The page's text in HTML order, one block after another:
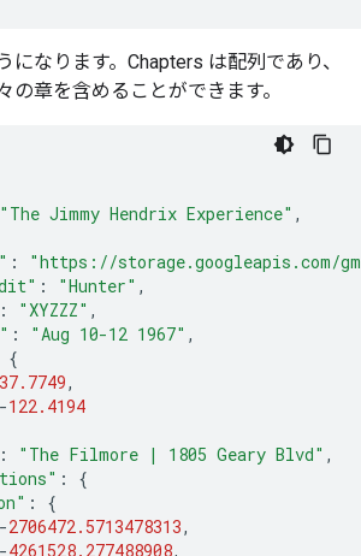
になります。Chapters は配列であり、
の章を含めることができます。
"The Jimmy Hendrix Experience" ,
:
"https://storage.googleapis.com/
: "Hunter" ,
: "XYZZZ" ,
: "Aug 10-12 1967" ,
{
37.7749,
-122.4194
: "The Filmore | 1805 Geary Blvd" ,
:
{
:
{
-2706472.5713478313,
-4261528.277488908,